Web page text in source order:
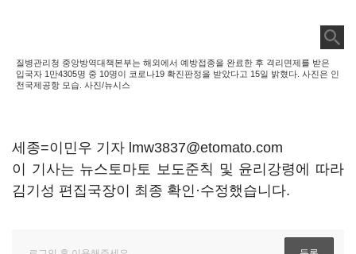
질병관리청 중앙방역대책본부는 해외에서 예방접종을 완료한 후 격리면제를 받은
입국자 1만4305명 중 10명이 코로나19 확진판정을 받았다고 15일 밝혔다. 사진은 인
천국제공항 모습. 사진/뉴시스
세종=이민우 기자 lmw3837@etomato.com
이 기사는 뉴스토마토 보도준칙 및 윤리강령에 따라
김기성 편집국장이 최종 확인·수정했습니다.